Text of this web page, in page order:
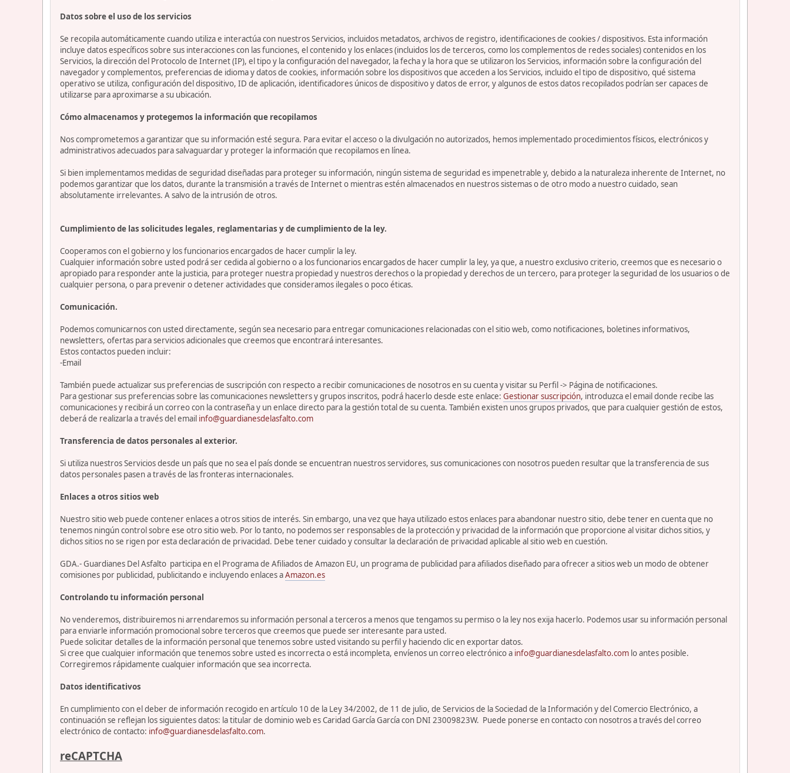
Datos sobre el uso de los servicios
Se recopila automáticamente cuando utiliza e interactúa con nuestros Servicios, incluidos metadatos, archivos de registro, identificaciones de cookies / dispositivos. Esta información
incluye datos específicos sobre sus interacciones con las funciones, el contenido y los enlaces (incluidos los de terceros, como los complementos de redes sociales) contenidos en los
Servicios, la dirección del Protocolo de Internet (IP), el tipo y la configuración del navegador, la fecha y la hora que se utilizaron los Servicios, información sobre la configuración del
navegador y complementos, preferencias de idioma y datos de cookies, información sobre los dispositivos que acceden a los Servicios, incluido el tipo de dispositivo, qué sistema
operativo se utiliza, configuración del dispositivo, ID de aplicación, identificadores únicos de dispositivo y datos de error, y algunos de estos datos recopilados podrían ser capaces de
utilizarse para aproximarse a su ubicación.
Cómo almacenamos y protegemos la información que recopilamos
Nos comprometemos a garantizar que su información esté segura. Para evitar el acceso o la divulgación no autorizados, hemos implementado procedimientos físicos, electrónicos y
administrativos adecuados para salvaguardar y proteger la información que recopilamos en línea.
Si bien implementamos medidas de seguridad diseñadas para proteger su información, ningún sistema de seguridad es impenetrable y, debido a la naturaleza inherente de Internet, no
podemos garantizar que los datos, durante la transmisión a través de Internet o mientras estén almacenados en nuestros sistemas o de otro modo a nuestro cuidado, sean
absolutamente irrelevantes. A salvo de la intrusión de otros.
Cumplimiento de las solicitudes legales, reglamentarias y de cumplimiento de la ley.
Cooperamos con el gobierno y los funcionarios encargados de hacer cumplir la ley.
Cualquier información sobre usted podrá ser cedida al gobierno o a los funcionarios encargados de hacer cumplir la ley, ya que, a nuestro exclusivo criterio, creemos que es necesario o
apropiado para responder ante la justicia, para proteger nuestra propiedad y nuestros derechos o la propiedad y derechos de un tercero, para proteger la seguridad de los usuarios o de
cualquier persona, o para prevenir o detener actividades que consideramos ilegales o poco éticas.
Comunicación.
Podemos comunicarnos con usted directamente, según sea necesario para entregar comunicaciones relacionadas con el sitio web, como notificaciones, boletines informativos,
newsletters, ofertas para servicios adicionales que creemos que encontrará interesantes.
Estos contactos pueden incluir:
-Email
También puede actualizar sus preferencias de suscripción con respecto a recibir comunicaciones de nosotros en su cuenta y visitar su Perfil -> Página de notificaciones.
Para gestionar sus preferencias sobre las comunicaciones newsletters y grupos inscritos, podrá hacerlo desde este enlace: Gestionar suscripción, introduzca el email donde recibe las
comunicaciones y recibirá un correo con la contraseña y un enlace directo para la gestión total de su cuenta. También existen unos grupos privados, que para cualquier gestión de estos,
deberá de realizarla a través del email info@guardianesdelasfalto.com
Transferencia de datos personales al exterior.
Si utiliza nuestros Servicios desde un país que no sea el país donde se encuentran nuestros servidores, sus comunicaciones con nosotros pueden resultar que la transferencia de sus
datos personales pasen a través de las fronteras internacionales.
Enlaces a otros sitios web
Nuestro sitio web puede contener enlaces a otros sitios de interés. Sin embargo, una vez que haya utilizado estos enlaces para abandonar nuestro sitio, debe tener en cuenta que no
tenemos ningún control sobre ese otro sitio web. Por lo tanto, no podemos ser responsables de la protección y privacidad de la información que proporcione al visitar dichos sitios, y
dichos sitios no se rigen por esta declaración de privacidad. Debe tener cuidado y consultar la declaración de privacidad aplicable al sitio web en cuestión.
GDA.- Guardianes Del Asfalto participa en el Programa de Afiliados de Amazon EU, un programa de publicidad para afiliados diseñado para ofrecer a sitios web un modo de obtener
comisiones por publicidad, publicitando e incluyendo enlaces aAmazon.es
Controlando tu información personal
No venderemos, distribuiremos ni arrendaremos su información personal a terceros a menos que tengamos su permiso o la ley nos exija hacerlo. Podemos usar su información personal
para enviarle información promocional sobre terceros que creemos que puede ser interesante para usted.
Puede solicitar detalles de la información personal que tenemos sobre usted visitando su perfil y haciendo clic en exportar datos.
Si cree que cualquier información que tenemos sobre usted es incorrecta o está incompleta, envíenos un correo electrónico a info@guardianesdelasfalto.com lo antes posible.
Corregiremos rápidamente cualquier información que sea incorrecta.
Datos identificativos
En cumplimiento con el deber de información recogido en artículo 10 de la Ley 34/2002, de 11 de julio, de Servicios de la Sociedad de la Información y del Comercio Electrónico, a
continuación se reflejan los siguientes datos: la titular de dominio web es Caridad García García con DNI 23009823W. Puede ponerse en contacto con nosotros a través del correo
electrónico de contacto: info@guardianesdelasfalto.com.
reCAPTCHA